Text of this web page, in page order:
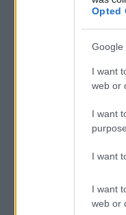
Opted
Google
I want
web or
I want
I want
I want
web or
másodperc
A
digitális